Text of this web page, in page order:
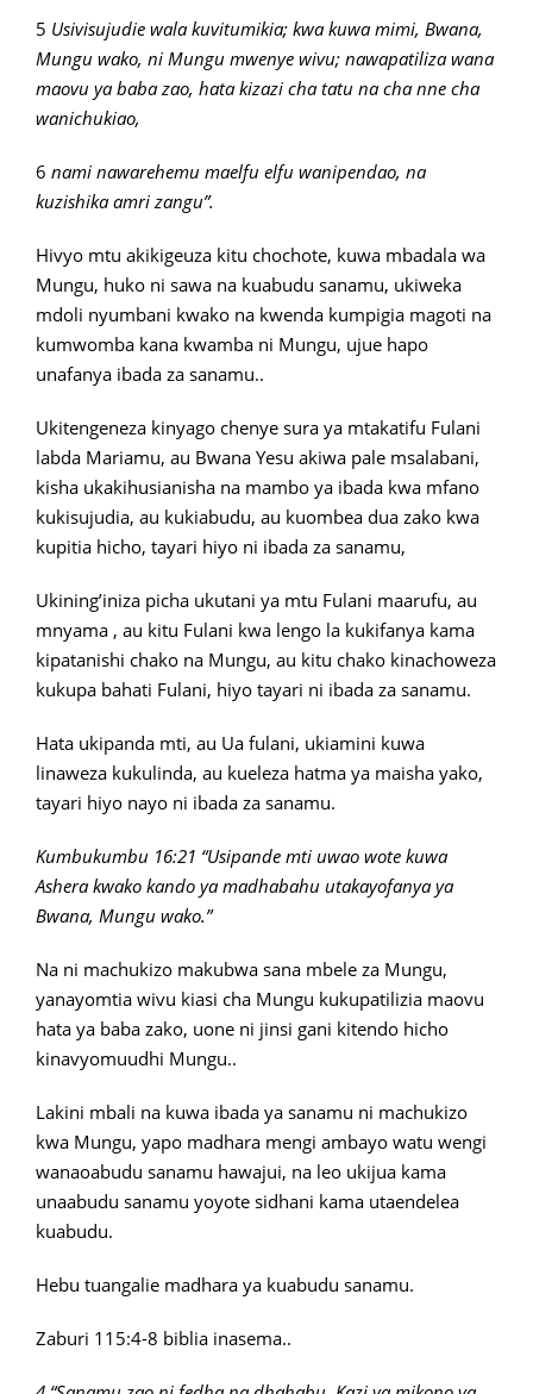
5 Usivisujudie wala kuvitumikia; kwa kuwa mimi, Bwana,
Mungu wako, ni Mungu mwenye wivu; nawapatiliza wana
maovu ya baba zao, hata kizazi cha tatu na cha nne cha
wanichukiao,
6 nami nawarehemu maelfu elfu wanipendao, na
kuzishika amri zangu”.
Hivyo mtu akikigeuza kitu chochote, kuwa mbadala wa
Mungu, huko ni sawa na kuabudu sanamu, ukiweka
mdoli nyumbani kwako na kwenda kumpigia magoti na
kumwomba kana kwamba ni Mungu, ujue hapo
unafanya ibada za sanamu..
Ukitengeneza kinyago chenye sura ya mtakatifu Fulani
labda Mariamu, au Bwana Yesu akiwa pale msalabani,
kisha ukakihusianisha na mambo ya ibada kwa mfano
kukisujudia, au kukiabudu, au kuombea dua zako kwa
kupitia hicho, tayari hiyo ni ibada za sanamu,
Ukining’iniza picha ukutani ya mtu Fulani maarufu, au
mnyama , au kitu Fulani kwa lengo la kukifanya kama
kipatanishi chako na Mungu, au kitu chako kinachoweza
kukupa bahati Fulani, hiyo tayari ni ibada za sanamu.
Hata ukipanda mti, au Ua fulani, ukiamini kuwa
linaweza kukulinda, au kueleza hatma ya maisha yako,
tayari hiyo nayo ni ibada za sanamu.
Kumbukumbu 16:21 “Usipande mti uwao wote kuwa
Ashera kwako kando ya madhabahu utakayofanya ya
Bwana, Mungu wako.”
Na ni machukizo makubwa sana mbele za Mungu,
yanayomtia wivu kiasi cha Mungu kukupatilizia maovu
hata ya baba zako, uone ni jinsi gani kitendo hicho
kinavyomuudhi Mungu..
Lakini mbali na kuwa ibada ya sanamu ni machukizo
kwa Mungu, yapo madhara mengi ambayo watu wengi
wanaoabudu sanamu hawajui, na leo ukijua kama
unaabudu sanamu yoyote sidhani kama utaendelea
kuabudu.
Hebu tuangalie madhara ya kuabudu sanamu.
Zaburi 115:4-8 biblia inasema..